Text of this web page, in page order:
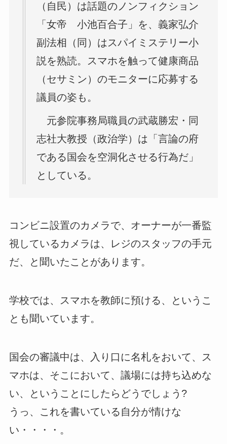
（自民）は話題のノンフィクション
「女帝 小池百合子」を、義家弘介
副法相（同）はスパイミステリー小
説を熟読。スマホを触って健康商品
（セサミン）のモニターに応募する
議員の姿も。
元参院事務局職員の武蔵勝宏・同
志社大教授（政治学）は「言論の府
である国会を空洞化させる行為だ」
としている。
コンビニ設置のカメラで、オーナーが一番監
視しているカメラは、レジのスタッフの手元
だ、と聞いたことがあります。
学校では、スマホを教師に預ける、というこ
とも聞いています。
国会の審議中は、入り口に名札をおいて、ス
マホは、そこにおいて、議場には持ち込めな
い、ということにしたらどうでしょう?
うっ、これを書いている自分が情けな
い・・・・。